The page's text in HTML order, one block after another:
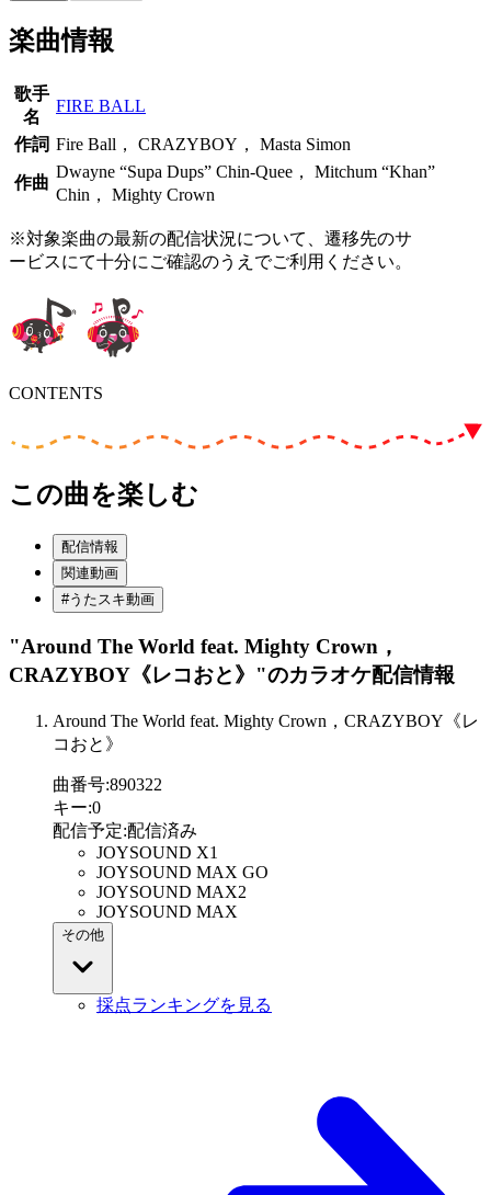
楽曲情報
歌手
名
FIRE BALL
作詞 Fire Ball， CRAZYBOY， Masta Simon
作曲
Dwayne “Supa Dups” Chin-Quee， Mitchum “Khan”
Chin， Mighty Crown
※対象楽曲の最新の配信状況について、遷移先のサ
ービスにて十分にご確認のうえでご利用ください。
CONTENTS
この曲を楽しむ
配信情報
関連動画
#うたスキ動画
"Around The World feat. Mighty Crown，
CRAZYBOY《レコおと》"のカラオケ配信情報
Around The World feat. Mighty Crown，CRAZYBOY《レ
コおと》
曲番号:890322
キー:0
配信予定:配信済み
JOYSOUND X1
JOYSOUND MAX GO
JOYSOUND MAX2
JOYSOUND MAX
その他
採点ランキングを見る